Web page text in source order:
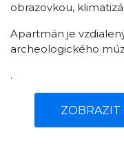
obrazovkou,
Apartmán je
archeologického
.
ZOBRAZIT